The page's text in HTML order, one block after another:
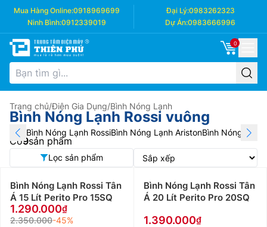
Mua Hàng Online:0918969699 Đại Lý:0983262323
Ninh Bình:0912339019 Dự Án:0983666996
0
Trang chủ/Điện Gia Dụng/Bình Nóng Lạnh
Bình Nóng Lạnh Rossi vuông
Bình Nóng Lạnh RossiBình Nóng Lạnh AristonBình Nóng Lạnh
Có9sản phẩm
Lọc sản phẩm
Bình Nóng Lạnh Rossi Tân
Á 15 Lít Perito Pro 15SQ
1.290.000
2.350.000-45%
Bình Nóng Lạnh Rossi Tân
Á 20 Lít Perito Pro 20SQ
1.390.000